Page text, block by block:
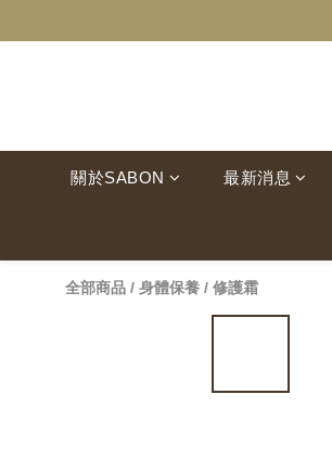
關於SABON 最新消息
全部商品 / 身體保養 / 修護霜